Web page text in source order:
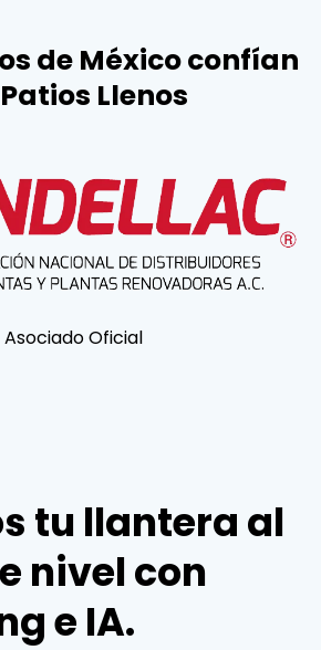
de México confían
Llenos
Asociado Oficial
tu llantera al
nivel con
e IA.